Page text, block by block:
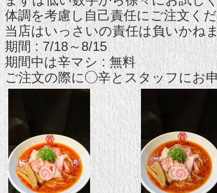
体調を考慮し自己責任にご注文く
当店はいっさいの責任は負いかね
期間 : 7/18～8/15
期間中は辛マシ : 無料
ご注文の際に◯辛とスタッフにお